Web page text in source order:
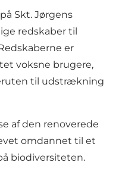
Skt. Jørgens
redskaber til
er
voksne brugere,
til udstrækning
af den renoverede
omdannet til et
biodiversiteten.